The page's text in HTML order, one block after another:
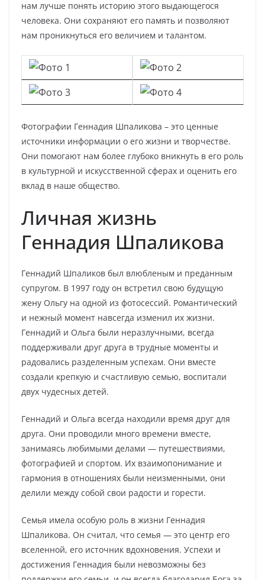
нам лучше понять историю этого выдающегося
человека. Они сохраняют его память и позволяют
нам проникнуться его величием и талантом.
Фотографии Геннадия Шпаликова – это ценные
источники информации о его жизни и творчестве.
Они помогают нам более глубоко вникнуть в его роль
в культурной и искусственной сферах и оценить его
вклад в наше общество.
Личная жизнь
Геннадия Шпаликова
Геннадий Шпаликов был влюбленым и преданным
супругом. В 1997 году он встретил свою будущую
жену Ольгу на одной из фотосессий. Романтический
и нежный момент навсегда изменил их жизни.
Геннадий и Ольга были неразлучными, всегда
поддерживали друг друга в трудные моменты и
радовались разделенным успехам. Они вместе
создали крепкую и счастливую семью, воспитали
двух чудесных детей.
Геннадий и Ольга всегда находили время друг для
друга. Они проводили много времени вместе,
занимаясь любимыми делами — путешествиями,
фотографией и спортом. Их взаимопонимание и
гармония в отношениях были неизменными, они
делили между собой свои радости и горести.
Семья имела особую роль в жизни Геннадия
Шпаликова. Он считал, что семья — это центр его
вселенной, его источник вдохновения. Успехи и
достижения Геннадия были невозможны без